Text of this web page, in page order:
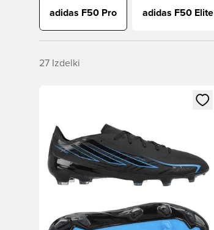
zdaj za odlične cene in hitro dostavo!
adidas F50 Pro adidas F50 Elite
27 Izdelki
Odpre Modal za prijavo ali vpis kot član